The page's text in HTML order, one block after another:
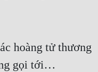
hoàng tử thương
gọi tới…